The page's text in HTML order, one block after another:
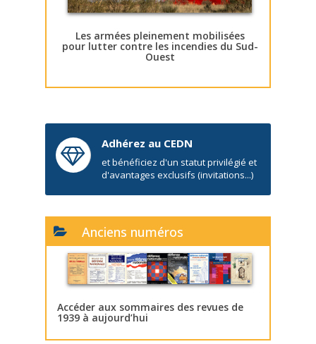
Les armées pleinement mobilisées
pour lutter contre les incendies du Sud-
Ouest
Adhérez au CEDN
et bénéficiez d'un statut privilégié et
d'avantages exclusifs (invitations...)
Anciens numéros
Accéder aux sommaires des revues de
1939 à aujourd’hui